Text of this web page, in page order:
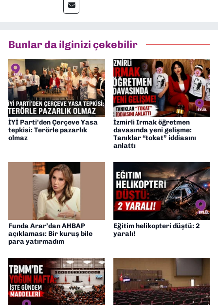
Gazetesi gibi yayınlarda görev alarak
gazetecilik kariyerime başladım. Şubat
muhabirliği yapıyorum.
Bunlar da ilginizi çekebilir
İYİ Parti’den Çerçeve Yasa
tepkisi: Terörle pazarlık
olmaz
İzmirli Irmak öğretmen
davasında yeni gelişme:
Tanıklar “tokat” iddiasını
anlattı
Funda Arar’dan AHBAP
açıklaması: Bir kuruş bile
para yatırmadım
Eğitim helikopteri düştü: 2
yaralı!